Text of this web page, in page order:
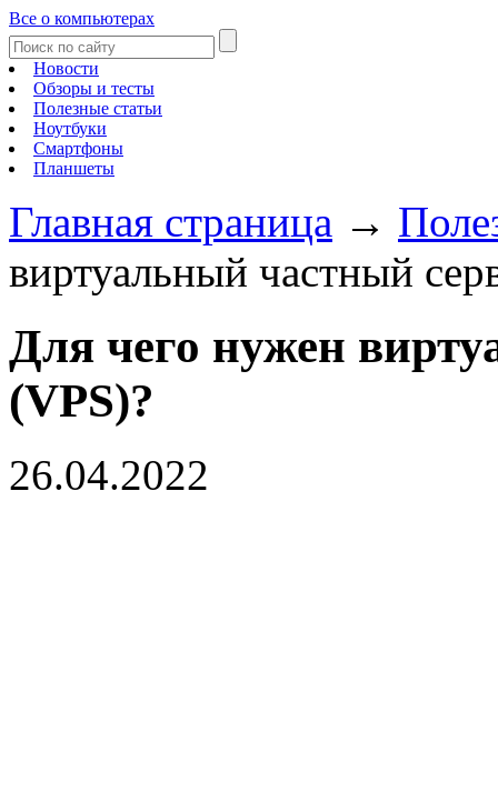
Все о компьютерах
Новости
Обзоры и тесты
Полезные статьи
Ноутбуки
Смартфоны
Планшеты
Главная страница →
виртуальный частный
Для чего нужен
(VPS)?
26.04.2022